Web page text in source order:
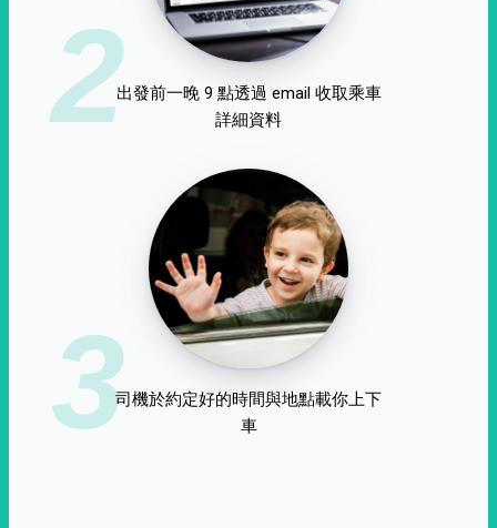
2出發前一晚 9 點透過 email 收取乘車
詳細資料
3司機於約定好的時間與地點載你上下
車